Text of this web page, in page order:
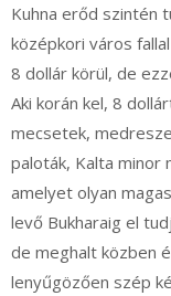
Kuhna erőd szintén
középkori város
8 dollár körül, de
Aki korán kel, 8
mecsetek,
paloták, Kalta minor
amelyet olyan
levő Bukharaig el
de meghalt közben
lenyűgözően szép